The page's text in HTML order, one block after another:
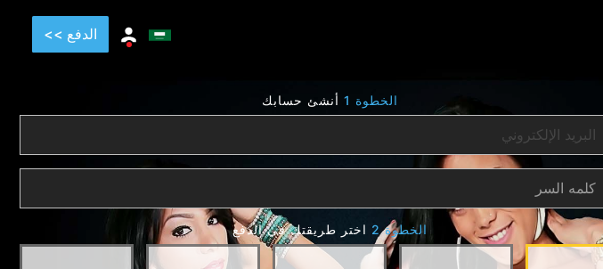
الدفع >>
الخطوة 1 أنشئ حسابك
الخطوة 2 اختر طريقتك في الدفع